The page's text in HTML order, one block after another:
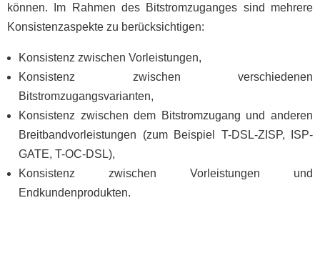
können. Im Rahmen des Bitstromzuganges sind mehrere
Konsistenzaspekte zu berücksichtigen:
Konsistenz zwischen Vorleistungen,
Konsistenz zwischen verschiedenen
Bitstromzugangsvarianten,
Konsistenz zwischen dem Bitstromzugang und anderen
Breitbandvorleistungen (zum Beispiel T-DSL-ZISP, ISP-
GATE, T-OC-DSL),
Konsistenz zwischen Vorleistungen und
Endkundenprodukten.